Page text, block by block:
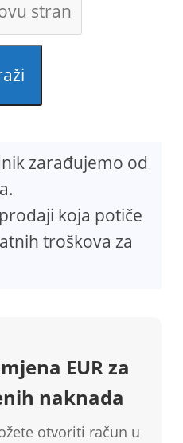
zarađujemo od
koja potiče
troškova za
EUR za
naknada
otvoriti račun u